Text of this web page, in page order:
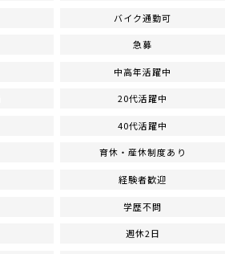
バイク通勤可
急募
中高年活躍中
20代活躍中
40代活躍中
育休・産休制度あり
経験者歓迎
学歴不問
週休2日